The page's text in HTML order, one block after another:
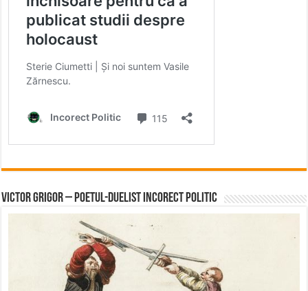
Victor Grigor – Poetul-Duelist Incorect Politic